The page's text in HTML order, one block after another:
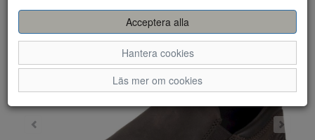
Acceptera alla
Hantera cookies
Läs mer om cookies